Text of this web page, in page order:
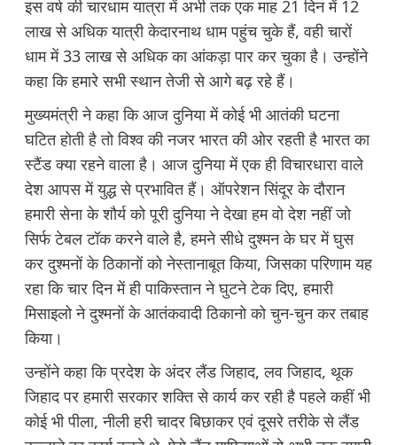
इस वर्ष की चारधाम यात्रा में अभी तक एक माह 21 दिन में 12
लाख से अधिक यात्री केदारनाथ धाम पहुंच चुके हैं, वही चारों
धाम में 33 लाख से अधिक का आंकड़ा पार कर चुका है। उन्होंने
कहा कि हमारे सभी स्थान तेजी से आगे बढ़ रहे हैं।
मुख्यमंत्री ने कहा कि आज दुनिया में कोई भी आतंकी घटना
घटित होती है तो विश्व की नजर भारत की ओर रहती है भारत का
स्टैंड क्या रहने वाला है। आज दुनिया में एक ही विचारधारा वाले
देश आपस में युद्ध से प्रभावित हैं। ऑपरेशन सिंदूर के दौरान
हमारी सेना के शौर्य को पूरी दुनिया ने देखा हम वो देश नहीं जो
सिर्फ टेबल टॉक करने वाले है, हमने सीधे दुश्मन के घर में घुस
कर दुश्मनों के ठिकानों को नेस्तानाबूत किया, जिसका परिणाम यह
रहा कि चार दिन में ही पाकिस्तान ने घुटने टेक दिए, हमारी
मिसाइलो ने दुश्मनों के आतंकवादी ठिकानो को चुन-चुन कर तबाह
किया।
उन्होंने कहा कि प्रदेश के अंदर लैंड जिहाद, लव जिहाद, थूक
जिहाद पर हमारी सरकार शक्ति से कार्य कर रही है पहले कहीं भी
कोई भी पीला, नीली हरी चादर बिछाकर एवं दूसरे तरीके से लैंड